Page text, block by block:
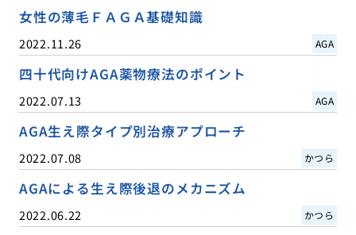
女性の薄毛ＦＡＧＡ基礎知識
2022.11.26 AGA
四十代向けAGA薬物療法のポイント
2022.07.13 AGA
AGA生え際タイプ別治療アプローチ
2022.07.08 かつら
AGAによる生え際後退のメカニズム
2022.06.22 かつら